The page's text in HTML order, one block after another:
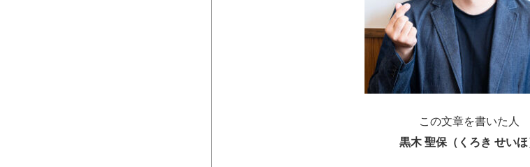
この文章を書いた人
黒木 聖保（くろき せいほ